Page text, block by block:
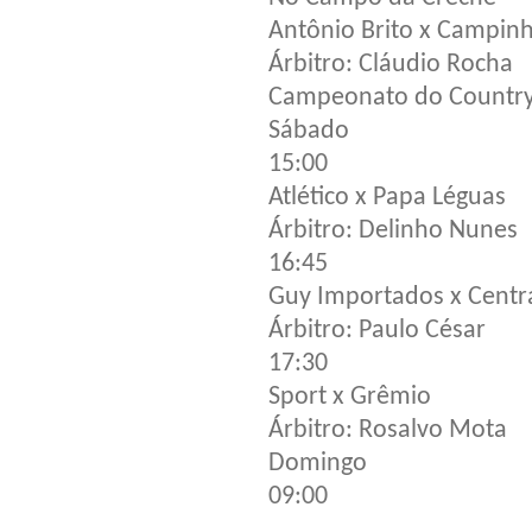
Antônio Brito x
Árbitro: Cláudio Rocha
Campeonato do
Sábado
15:00
Atlético x Papa Léguas
Árbitro: Delinho Nunes
16:45
Guy Importados x
Árbitro: Paulo César
17:30
Sport x Grêmio
Árbitro: Rosalvo Mota
Domingo
09:00